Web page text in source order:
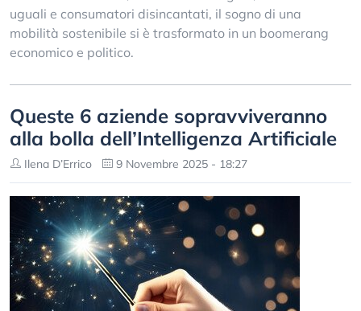
uguali e consumatori disincantati, il sogno di una
mobilità sostenibile si è trasformato in un boomerang
economico e politico.
Queste 6 aziende sopravviveranno
alla bolla dell’Intelligenza Artificiale
Ilena D’Errico 9 Novembre 2025 - 18:27